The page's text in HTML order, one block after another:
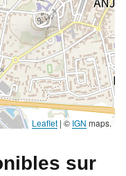
Leaflet | © IGN maps.
sur